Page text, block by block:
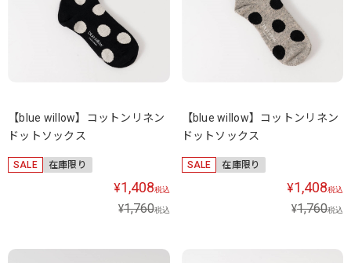
【blue willow】コットンリネン
ドットソックス
SALE 在庫限り
¥1,408税込
¥1,760税込
【blue willow】コットンリネン
ドットソックス
SALE 在庫限り
¥1,408税込
¥1,760税込